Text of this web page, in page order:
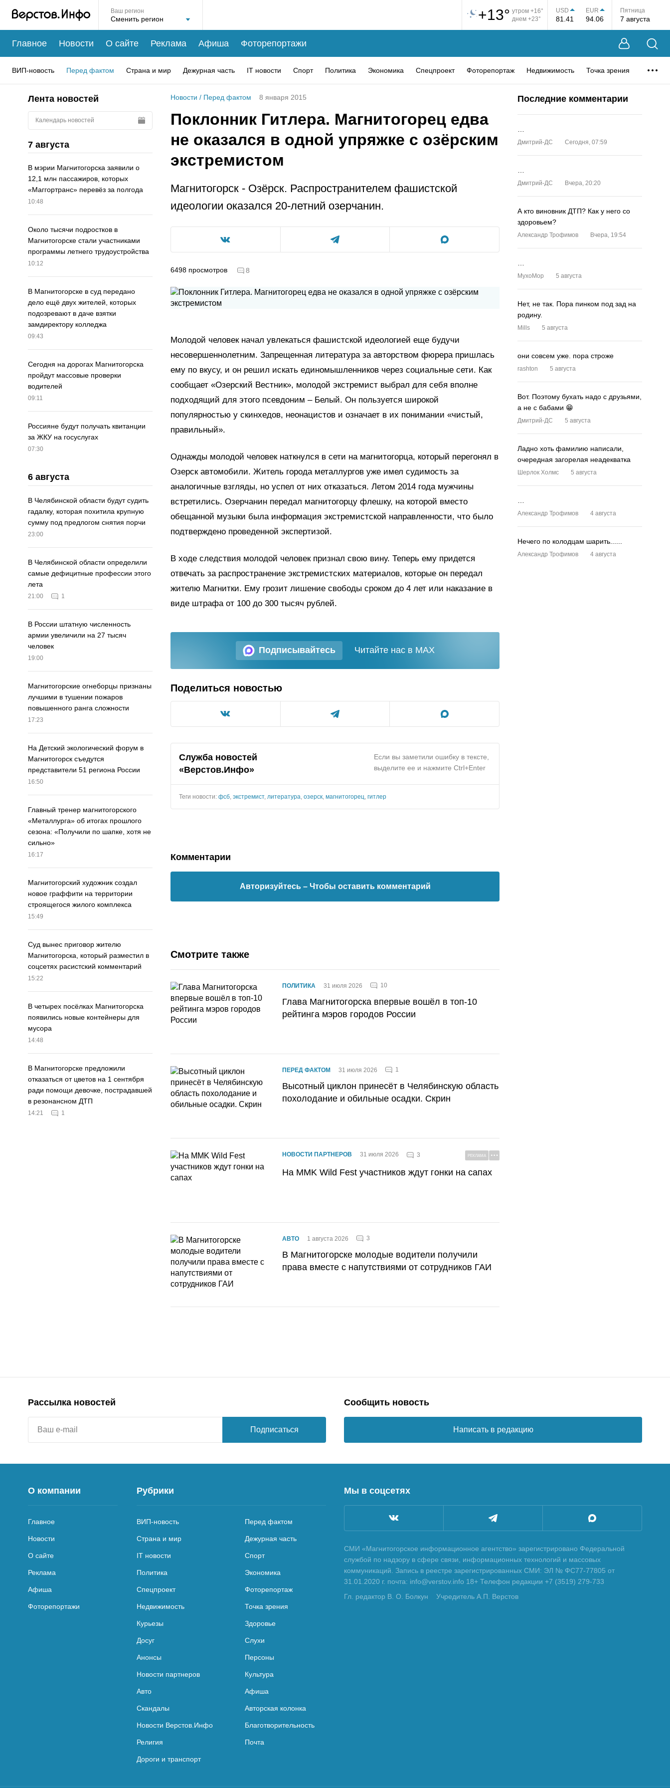
Ваш регион +13° утром +16°
днем +23°
USD
81.41
EUR
94.06
Пятница
7 августа
Главное Новости О сайте Реклама Афиша Фоторепортажи
ВИП-новость Перед фактом Страна и мир Дежурная часть IT новости Спорт Политика Экономика Спецпроект Фоторепортаж Недвижимость Точка зрения
Лента новостей
Календарь новостей
7 августа
В мэрии Магнитогорска заявили о
12,1 млн пассажиров, которых
«Маггортранс» перевёз за полгода
10:48
Около тысячи подростков в
Магнитогорске стали участниками
программы летнего трудоустройства
10:12
В Магнитогорске в суд передано
дело ещё двух жителей, которых
подозревают в даче взятки
замдиректору колледжа
09:43
Сегодня на дорогах Магнитогорска
пройдут массовые проверки
водителей
09:11
Россияне будут получать квитанции
за ЖКУ на госуслугах
07:30
6 августа
В Челябинской области будут судить
гадалку, которая похитила крупную
сумму под предлогом снятия порчи
23:00
В Челябинской области определили
самые дефицитные профессии этого
лета
21:00 1
В России штатную численность
армии увеличили на 27 тысяч
человек
19:00
Магнитогорские огнеборцы признаны
лучшими в тушении пожаров
повышенного ранга сложности
17:23
На Детский экологический форум в
Магнитогорск съедутся
представители 51 региона России
16:50
Главный тренер магнитогорского
«Металлурга» об итогах прошлого
сезона: «Получили по шапке, хотя не
сильно»
16:17
Магнитогорский художник создал
новое граффити на территории
строящегося жилого комплекса
15:49
Суд вынес приговор жителю
Магнитогорска, который разместил в
соцсетях расистский комментарий
15:22
В четырех посёлках Магнитогорска
появились новые контейнеры для
мусора
14:48
В Магнитогорске предложили
отказаться от цветов на 1 сентября
ради помощи девочке, пострадавшей
в резонансном ДТП
14:21 1
Новости / Перед фактом 8 января 2015
Поклонник Гитлера. Магнитогорец едва
не оказался в одной упряжке с озёрским
экстремистом
Магнитогорск - Озёрск. Распространителем фашистской
идеологии оказался 20-летний озерчанин.
6498 просмотров 8
Молодой человек начал увлекаться фашистской идеологией еще будучи
несовершеннолетним. Запрещенная литература за авторством фюрера пришлась
ему по вкусу, и он решил искать единомышленников через социальные сети. Как
сообщает «Озерский Вестник», молодой экстремист выбрал для себя вполне
подходящий для этого псевдоним – Белый. Он пользуется широкой
популярностью у скинхедов, неонацистов и означает в их понимании «чистый,
правильный».
Однажды молодой человек наткнулся в сети на магнитогорца, который перегонял в
Озерск автомобили. Житель города металлургов уже имел судимость за
аналогичные взгляды, но успел от них отказаться. Летом 2014 года мужчины
встретились. Озерчанин передал магнитогорцу флешку, на которой вместо
обещанной музыки была информация экстремистской направленности, что было
подтверждено проведенной экспертизой.
В ходе следствия молодой человек признал свою вину. Теперь ему придется
отвечать за распространение экстремистских материалов, которые он передал
жителю Магнитки. Ему грозит лишение свободы сроком до 4 лет или наказание в
виде штрафа от 100 до 300 тысяч рублей.
Подписывайтесь Читайте нас в MAX
Поделиться новостью
Cлужба новостей
«Верстов.Инфо»
Если вы заметили ошибку в тексте,
выделите ее и нажмите Ctrl+Enter
Теги новости: фсб экстремист, литература озерск магнитогорец гитлер
Комментарии
Авторизуйтесь – Чтобы оставить комментарий
Смотрите также
ПОЛИТИКА 31 июля 2026 10
Глава Магнитогорска впервые вошёл в топ-10
рейтинга мэров городов России
ПЕРЕД ФАКТОМ 31 июля 2026 1
Высотный циклон принесёт в Челябинскую область
похолодание и обильные осадки. Скрин
НОВОСТИ ПАРТНЕРОВ 31 июля 2026 3 РЕКЛАМА
На MMK Wild Fest участников ждут гонки на сапах
АВТО 1 августа 2026 3
В Магнитогорске молодые водители получили
права вместе с напутствиями от сотрудников ГАИ
Последние комментарии
Дмитрий-ДС Сегодня, 07:59
Дмитрий-ДС Вчера, 20:20
А кто виновник ДТП? Как у него со
здоровьем?
Александр Трофимов Вчера, 19:54
MyxoMop 5 августа
Нет, не так. Пора пинком под зад на
родину.
Mills 5 августа
они совсем уже. пора строже
rashton 5 августа
Вот. Поэтому бухать надо с друзьями,
а не с бабами 😁
Дмитрий-ДС 5 августа
Ладно хоть фамилию написали,
очередная загорелая неадекватка
Шерлок Холмс 5 августа
Александр Трофимов 4 августа
Нечего по колодцам шарить......
Александр Трофимов 4 августа
Рассылка новостей
Подписаться
Сообщить новость
Написать в редакцию
О компании
Главное
Новости
О сайте
Реклама
Афиша
Фоторепортажи
Рубрики
ВИП-новость Перед фактом
Страна и мир Дежурная часть
IT новости Спорт
Политика Экономика
Спецпроект Фоторепортаж
Недвижимость Точка зрения
Курьезы Здоровье
Досуг Слухи
Анонсы Персоны
Новости партнеров Культура
Авто Афиша
Скандалы Авторская колонка
Новости Верстов.Инфо Благотворительность
Религия Почта
Дороги и транспорт
Мы в соцсетях
СМИ «Магнитогорское информационное агентство» зарегистрировано Федеральной
службой по надзору в сфере связи, информационных технологий и массовых
коммуникаций. Запись в реестре зарегистрированных СМИ: ЭЛ № ФС77-77805 от
31.01.2020 г. почта: info@verstov.info 18+ Телефон редакции +7 (3519) 279-733
Гл. редактор В. О. Болкун
Учредитель А.П. Верстов